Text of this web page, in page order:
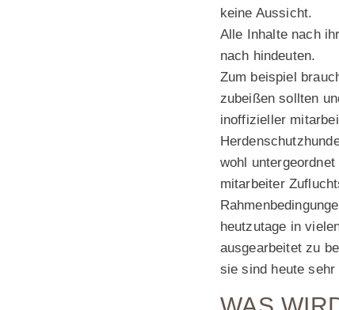
keine Aussicht.
Alle Inhalte nach
nach hindeuten.
Zum beispiel
zubeißen sollten
inoffizieller
wohl
mitarbeiter
heutzutage in
ausgearbeitet zu
sie sind heute